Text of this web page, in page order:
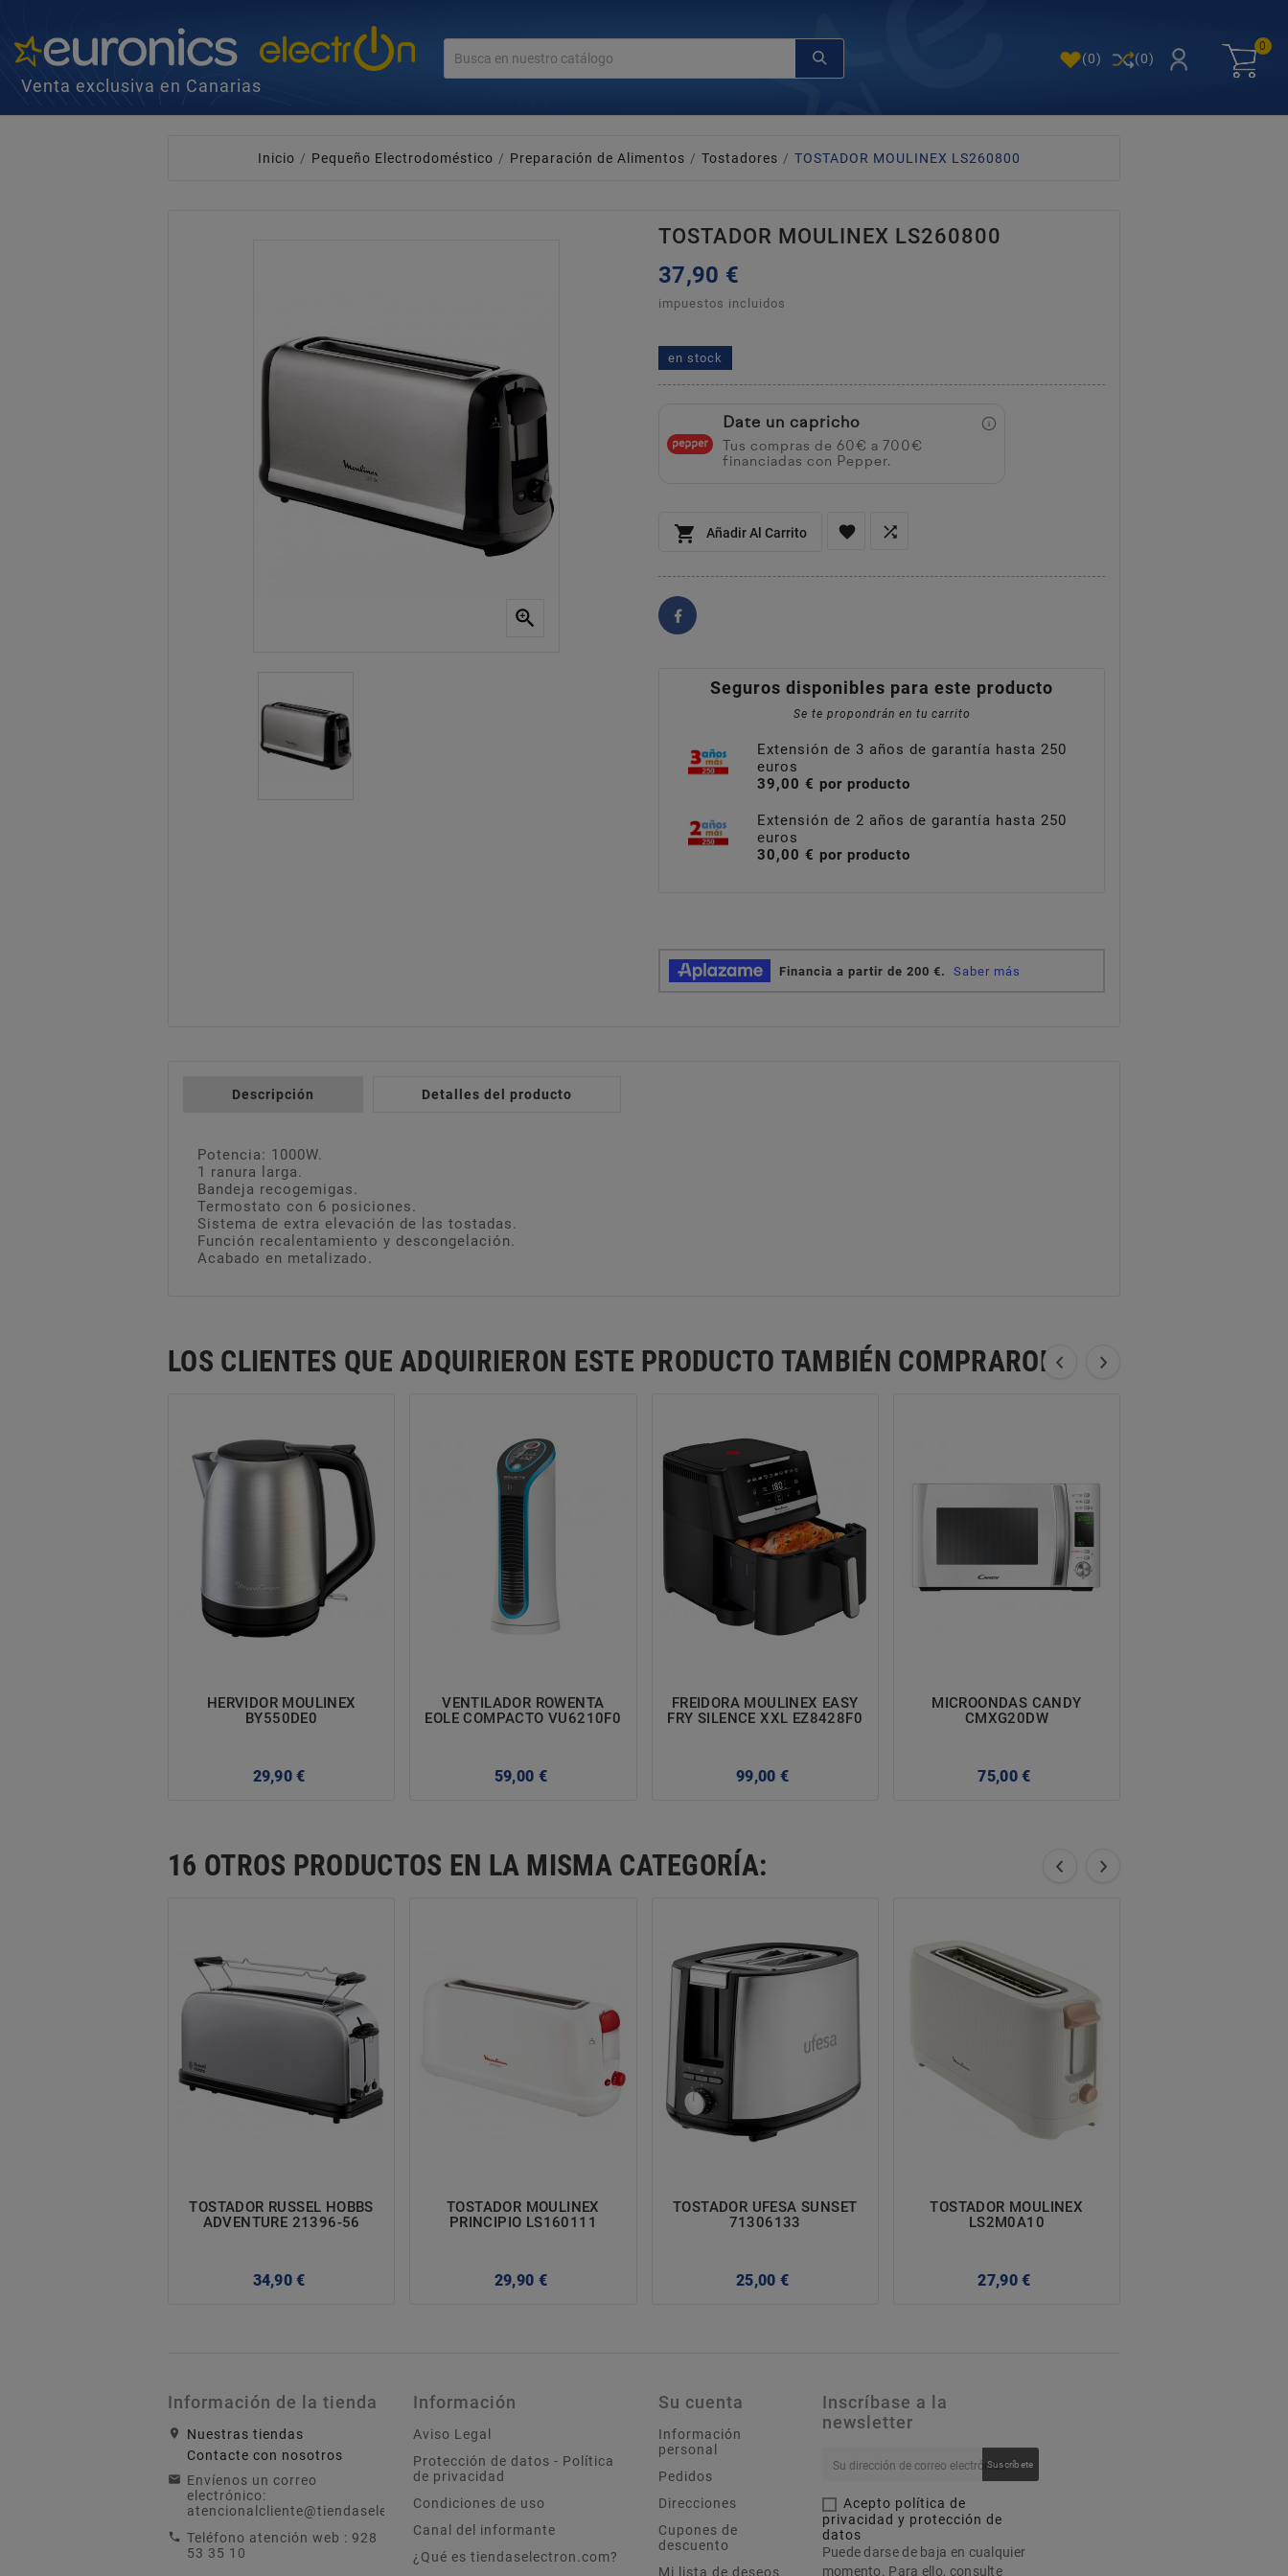
Venta exclusiva en Canarias
(0) (0)
0
Inicio Pequeño Electrodoméstico Preparación de Alimentos Tostadores TOSTADOR MOULINEX LS260800

TOSTADOR MOULINEX LS260800
37,90 €
impuestos incluidos
en stock
Date un capricho
Tus compras de 60€ a 700€
financiadas con Pepper.
 Añadir Al Carrito  
Seguros disponibles para este producto
Se te propondrán en tu carrito
Extensión de 3 años de garantía hasta 250
euros
39,00 € por producto
Extensión de 2 años de garantía hasta 250
euros
30,00 € por producto
Descripción Detalles del producto
Potencia: 1000W.
1 ranura larga.
Bandeja recogemigas.
Termostato con 6 posiciones.
Sistema de extra elevación de las tostadas.
Función recalentamiento y descongelación.
Acabado en metalizado.
LOS CLIENTES QUE ADQUIRIERON ESTE PRODUCTO TAMBIÉN COMPRARON:
HERVIDOR MOULINEX
BY550DE0
29,90 €
VENTILADOR ROWENTA
EOLE COMPACTO VU6210F0
59,00 €
FREIDORA MOULINEX EASY
FRY SILENCE XXL EZ8428F0
99,00 €
MICROONDAS CANDY
CMXG20DW
75,00 €
16 OTROS PRODUCTOS EN LA MISMA CATEGORÍA:
TOSTADOR RUSSEL HOBBS
ADVENTURE 21396-56
34,90 €
TOSTADOR MOULINEX
PRINCIPIO LS160111
29,90 €
TOSTADOR UFESA SUNSET
71306133
25,00 €
TOSTADOR MOULINEX
LS2M0A10
27,90 €
Información de la tienda
Nuestras tiendas
Contacte con nosotros
Envíenos un correo
electrónico:
atencionalcliente@tiendaselectron.com
Teléfono atención web : 928
53 35 10
Información
Aviso Legal
Protección de datos - Política
de privacidad
Condiciones de uso
Canal del informante
¿Qué es tiendaselectron.com?
Su cuenta
Información
personal
Pedidos
Direcciones
Cupones de
descuento
Mi lista de deseos
Inscríbase a la
newsletter
Suscríbete
Acepto política de
privacidad y protección de
datos
Puede darse de baja en cualquier
momento. Para ello, consulte